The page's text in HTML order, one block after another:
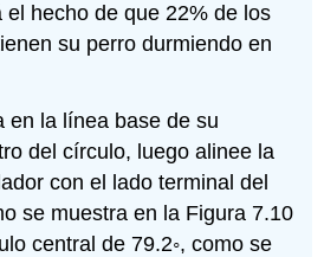
el hecho de que 22% de los
su perro durmiendo en
en la línea base de su
del círculo, luego alinee la
con el lado terminal del
se muestra en la Figura 7.10
central de 79.2◦, como se